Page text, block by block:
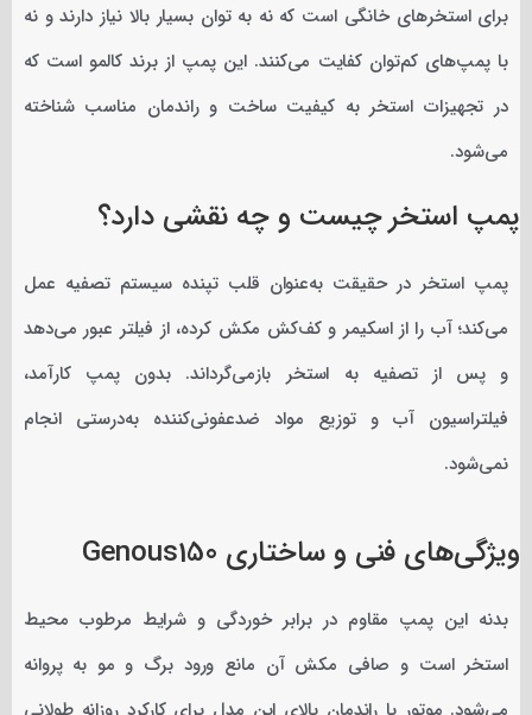
برای استخرهای خانگی است که نه به توان بسیار بالا نیاز دارند و نه
با پمپ‌های کم‌توان کفایت می‌کنند. این پمپ از برند کالمو است که
در تجهیزات استخر به کیفیت ساخت و راندمان مناسب شناخته
می‌شود.
پمپ استخر چیست و چه نقشی دارد؟
پمپ استخر در حقیقت به‌عنوان قلب تپنده سیستم تصفیه عمل
می‌کند؛ آب را از اسکیمر و کف‌کش مکش کرده، از فیلتر عبور می‌دهد
و پس از تصفیه به استخر بازمی‌گرداند. بدون پمپ کارآمد،
فیلتراسیون آب و توزیع مواد ضدعفونی‌کننده به‌درستی انجام
نمی‌شود.
ویژگی‌های فنی و ساختاری Genous150
بدنه این پمپ مقاوم در برابر خوردگی و شرایط مرطوب محیط
استخر است و صافی مکش آن مانع ورود برگ و مو به پروانه